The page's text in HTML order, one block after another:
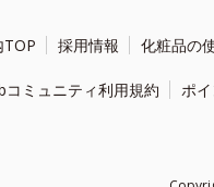
採用情報 化粧品の
コミュニティ利用規約 ポ